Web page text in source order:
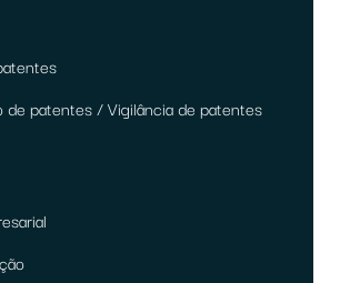
de patentes / Vigilância de patentes